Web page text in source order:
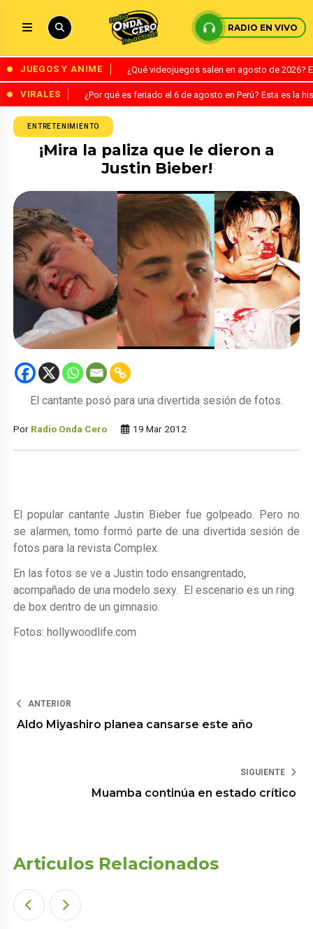
RADIO EN VIVO
JUEGOS Y ANIME ¿Qué videojuegos salen en agosto de
VIRALES ¿Por qué es feriado el 6 de agosto en Perú? Esta es la
ENTRETENIMIENTO
¡Mira la paliza que le dieron a
Justin Bieber!
El cantante posó para una divertida sesión de fotos.
Por Radio Onda Cero 19 Mar 2012
El popular cantante Justin Bieber fue golpeado. Pero no
se alarmen, tomo formó parte de una divertida sesión de
fotos para la revista Complex.
En las fotos se ve a Justin todo ensangrentado,
acompañado de una modelo sexy. El escenario es un ring
de box dentro de un gimnasio.
Fotos: hollywoodlife.com
ANTERIOR
Aldo Miyashiro planea cansarse este año
SIGUIENTE
Muamba continúa en estado crítico
Articulos Relacionados